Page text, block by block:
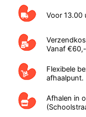
Voor 13.00
Vanaf
Flexibele
afhaalpunt.
Afhalen in